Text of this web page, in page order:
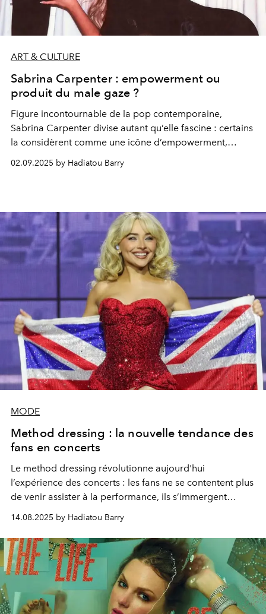
ART & CULTURE
Sabrina Carpenter : empowerment ou
produit du male gaze ?
Figure incontournable de la pop contemporaine,
Sabrina Carpenter divise autant qu’elle fascine : certains
la considèrent comme une icône d’empowerment,
02.09.2025 by Hadiatou Barry
MODE
Method dressing : la nouvelle tendance des
fans en concerts
Le method dressing révolutionne aujourd'hui
l’expérience des concerts : les fans ne se contentent plus
de venir assister à la performance, ils s’immergent
14.08.2025 by Hadiatou Barry